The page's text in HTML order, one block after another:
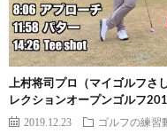
上村将司プロ（マイゴルフさ
レクションオープンゴルフ
2019.12.23 ゴルフの練習